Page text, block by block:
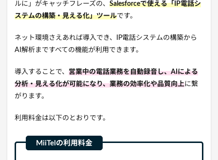
ルに」がキャッチフレーズの、 Salesforceで使える「IP電話シ
ステムの構築・見える化」ツールです。
ネット環境さえあれば導入でき、IP電話システムの構築から
AI解析まですべての機能が利用できます。
導入することで、 営業中の電話業務を自動録音し、AIによる
分析・見える化が可能になり、業務の効率化や品質向上に繋
がります。
利用料金は以下のとおりです。